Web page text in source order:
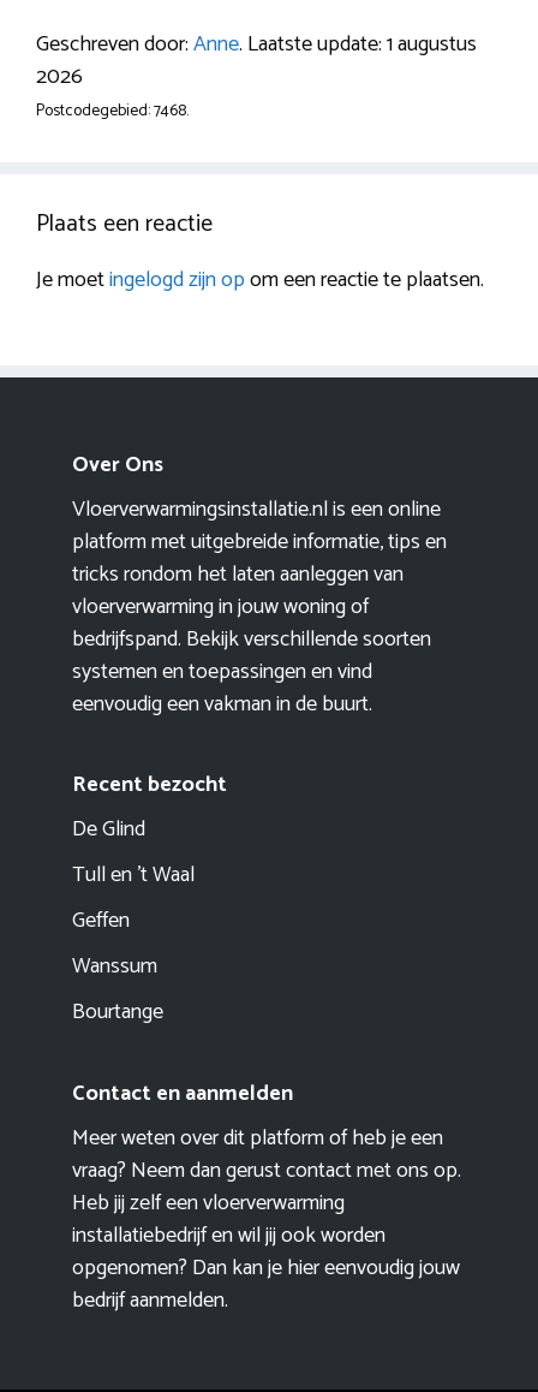
Geschreven door:Anne. Laatste update: 1 augustus
2026
Postcodegebied: 7468.
Plaats een reactie
Je moetingelogd zijn opom een reactie te plaatsen.
Over Ons
Vloerverwarmingsinstallatie.nl is een online
platform met uitgebreide informatie, tips en
tricks rondom het laten aanleggen van
vloerverwarming in jouw woning of
bedrijfspand. Bekijk verschillende soorten
systemen en toepassingen en vind
eenvoudig een vakman in de buurt.
Recent bezocht
De Glind
Tull en ’t Waal
Geffen
Wanssum
Bourtange
Contact en aanmelden
Meer weten over dit platform of heb je een
vraag? Neem dan gerust contact met ons op.
Heb jij zelf een vloerverwarming
installatiebedrijf en wil jij ook worden
opgenomen? Dan kan je hier eenvoudigjouw
bedrijf aanmelden.